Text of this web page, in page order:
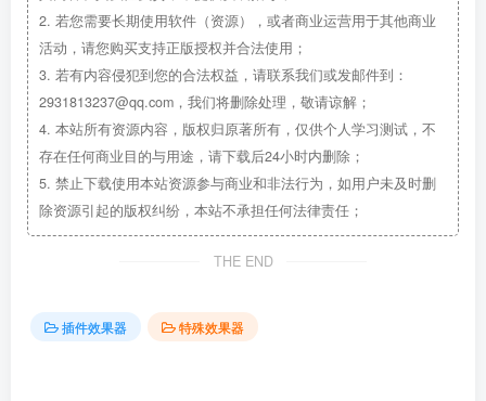
2. 若您需要长期使用软件（资源），或者商业运营用于其他商业
活动，请您购买支持正版授权并合法使用；
3. 若有内容侵犯到您的合法权益，请联系我们或发邮件到：
2931813237@qq.com，我们将删除处理，敬请谅解；
4. 本站所有资源内容，版权归原著所有，仅供个人学习测试，不
存在任何商业目的与用途，请下载后24小时内删除；
5. 禁止下载使用本站资源参与商业和非法行为，如用户未及时删
除资源引起的版权纠纷，本站不承担任何法律责任；
THE END
插件效果器 特殊效果器